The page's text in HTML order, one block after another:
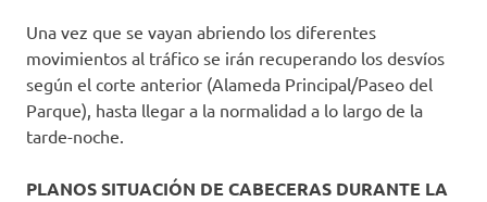
Una vez que se vayan abriendo los diferentes
movimientos al tráfico se irán recuperando los desvíos
según el corte anterior (Alameda Principal/Paseo del
Parque), hasta llegar a la normalidad a lo largo de la
tarde-noche.
PLANOS SITUACIÓN DE CABECERAS DURANTE LA